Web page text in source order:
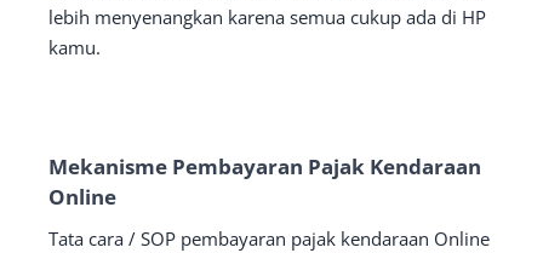
lebih menyenangkan karena semua cukup ada di HP
kamu.
Mekanisme Pembayaran Pajak Kendaraan
Online
Tata cara / SOP pembayaran pajak kendaraan Online